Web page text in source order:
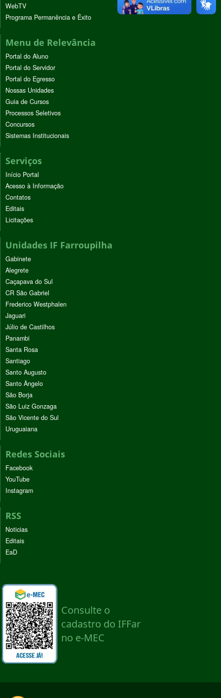
WebTV
Programa Permanência e Êxito
Menu de Relevância
Portal do Aluno
Portal do Servidor
Portal do Egresso
Nossas Unidades
Guia de Cursos
Processos Seletivos
Concursos
Sistemas Institucionais
Serviços
Início Portal
Acesso à Informação
Contatos
Editais
Licitações
Unidades IF Farroupilha
Gabinete
Alegrete
Caçapava do Sul
CR São Gabriel
Frederico Westphalen
Jaguari
Júlio de Castilhos
Panambi
Santa Rosa
Santiago
Santo Augusto
Santo Ângelo
São Borja
São Luiz Gonzaga
São Vicente do Sul
Uruguaiana
Redes Sociais
Facebook
YouTube
Instagram
RSS
Noticias
Editais
EaD